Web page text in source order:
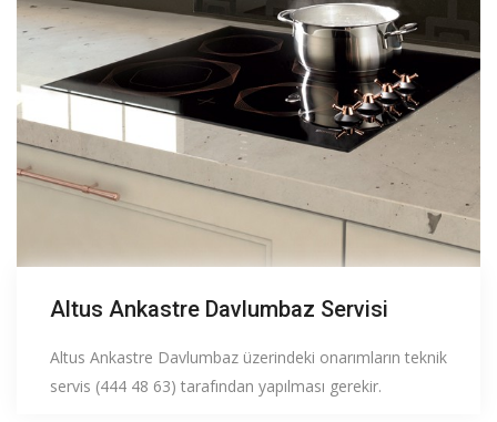
Altus Ankastre Davlumbaz Servisi
Altus Ankastre Davlumbaz üzerindeki onarımların teknik
servis (444 48 63) tarafından yapılması gerekir.